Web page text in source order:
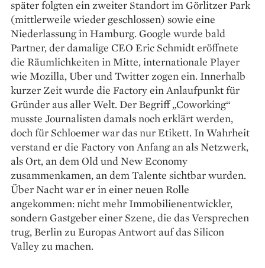
später folgten ein zweiter Standort im Görlitzer Park
(mittlerweile wieder geschlossen) sowie eine
Niederlassung in Hamburg. Google wurde bald
Partner, der damalige CEO Eric Schmidt eröffnete
die Räumlichkeiten in Mitte, internationale Player
wie Mozilla, Uber und Twitter zogen ein. Innerhalb
kurzer Zeit wurde die Factory ein Anlaufpunkt für
Gründer aus aller Welt. Der Begriff „Coworking“
musste Journalisten damals noch erklärt werden,
doch für Schloemer war das nur Etikett. In Wahrheit
verstand er die Factory von Anfang an als Netzwerk,
als Ort, an dem Old und New Economy
zusammenkamen, an dem Talente sichtbar wurden.
Über Nacht war er in einer neuen Rolle
angekommen: nicht mehr Immobilienentwickler,
sondern Gastgeber einer Szene, die das Versprechen
trug, Berlin zu Europas Antwort auf das Silicon
Valley zu machen.